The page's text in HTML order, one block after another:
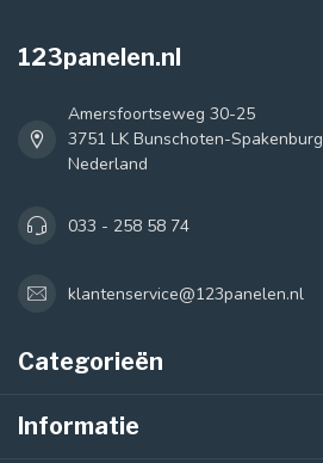
123panelen.nl
Amersfoortseweg 30-25
3751 LK Bunschoten-Spakenburg
Nederland
033 - 258 58 74
klantenservice@123panelen.nl
Categorieën
Informatie